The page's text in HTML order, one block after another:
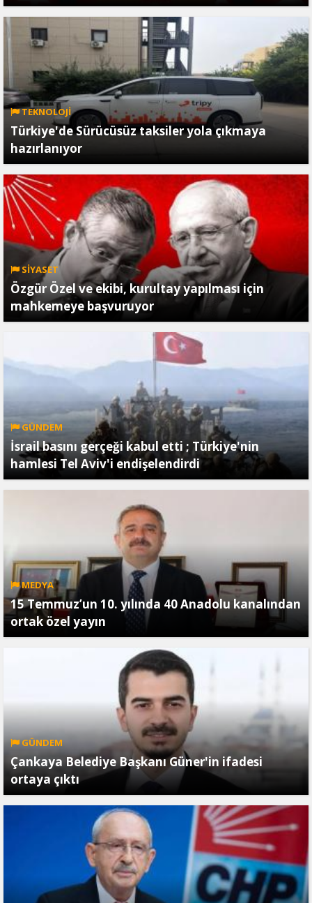
TEKNOLOJİ
Türkiye'de Sürücüsüz taksiler yola çıkmaya
hazırlanıyor
SİYASET
Özgür Özel ve ekibi, kurultay yapılması için
mahkemeye başvuruyor
GÜNDEM
İsrail basını gerçeği kabul etti ; Türkiye'nin
hamlesi Tel Aviv'i endişelendirdi
MEDYA
15 Temmuz’un 10. yılında 40 Anadolu kanalından
ortak özel yayın
GÜNDEM
Çankaya Belediye Başkanı Güner'in ifadesi
ortaya çıktı